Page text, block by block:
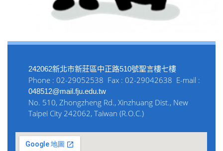
242062新北市新莊區中正路510號聖言樓七樓
Phone : 02-29052538 Fax : 02-29042638 E-mail :
048512@mail.fju.edu.tw
No. 510, Zhongzheng Rd., Xinzhuang Dist., New
Taipei City 242062, Taiwan (R.O.C.)